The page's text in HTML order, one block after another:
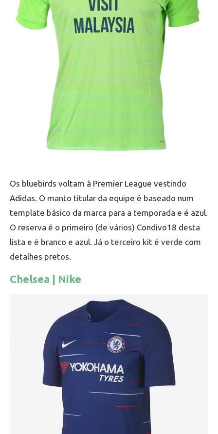
Os bluebirds voltam à Premier League vestindo
Adidas. O manto titular da equipe é baseado num
template básico da marca para a temporada e é azul.
O reserva é o primeiro (de vários) Condivo18 desta
lista e é branco e azul. Já o terceiro kit é verde com
detalhes pretos.
Chelsea | Nike